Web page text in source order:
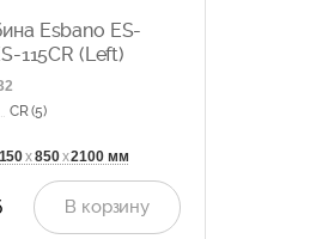
Esbano ES-
115CR (Left)
CR (5)
х850х2100 мм
В корзину